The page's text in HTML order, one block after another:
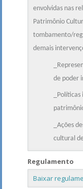
envolvidas nas
Patrimônio
tombamento/
demais
de poder
_Ações
cultural
Regulamento
Baixar